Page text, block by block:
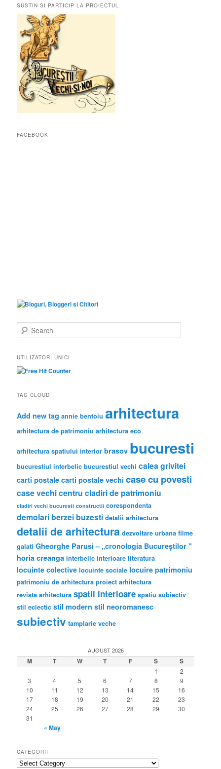
SUSTIN SI PARTICIP LA PROIECTUL
FACEBOOK
e
r
c
h
UTILIZATORI UNICI
TAG CLOUD
Add new tag annie bentoiu arhitectura
arhitectura de patrimoniu arhitectura eco
arhitectura spatiului interior brasov bucuresti
bucurestiul interbelic bucurestiul vechi calea grivitei
carti postale carti postale vechi case cu povesti
case vechicentru cladiri de patrimoniu
cladiri vechi bucuresti constructii corespondenta
demolari berzei buzesti detalii arhitectura
detalii de arhitectura dezvoltare urbana filme
galati Gheorghe Parusi – „cronologia Bucureştilor "
horia creanga interbelic interioare literatura
locuinte colective locuinte sociale locuire patrimoniu
patrimoniu de arhitectura proiect arhitectura
revista arhitectura spatii interioare spatiu subiectiv
stil eclectic stil modern stil neoromanesc
subiectiv tamplarie veche
AUGUST 2026
M T W T F S S
1
2
3
4 5 6 7 8
9
10
11 12 13 14 15
16
17
18 19 20 21 22
23
24
25 26 27 28 29
30
31
« May
CATEGORII
categorii